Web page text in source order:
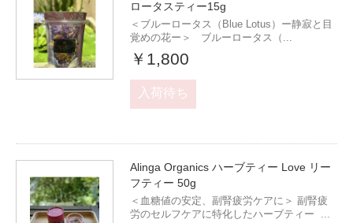
ロータスティー15g
＜ブルーロータス（Blue Lotus）ー静寂と目
覚めの花ー＞ ブルーロータス（...
￥1,800
入荷待ち
Alinga Organics ハーブティー Love リー
フティー 50g
＜血糖値の安定、副腎疲労ケアに＞ 副腎疲
労のセルフケアに特化したハーブティー ...